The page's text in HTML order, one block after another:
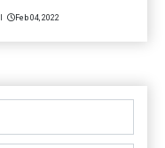
Feb 04, 2022